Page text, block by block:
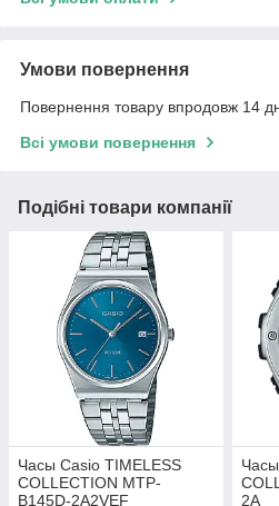
Умови повернення
Повернення товару впродовж 14
Всі умови повернення
Подібні товари компанії
Часы Casio TIMELESS
COLLECTION MTP-
B145D-2A2VEF
2A